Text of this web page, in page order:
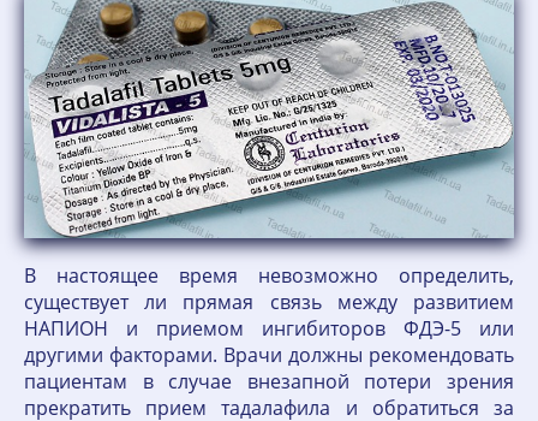
В настоящее время невозможно определить,
существует ли прямая связь между развитием
НАПИОН и приемом ингибиторов ФДЭ-5 или
другими факторами. Врачи должны рекомендовать
пациентам в случае внезапной потери зрения
прекратить прием тадалафила и обратиться за